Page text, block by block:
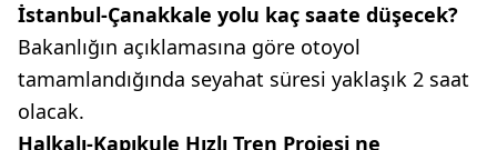
İstanbul-Çanakkale yolu kaç saate düşecek?
Bakanlığın açıklamasına göre otoyol
tamamlandığında seyahat süresi yaklaşık 2 saat
olacak.
Halkalı-Kapıkule Hızlı Tren Projesi ne